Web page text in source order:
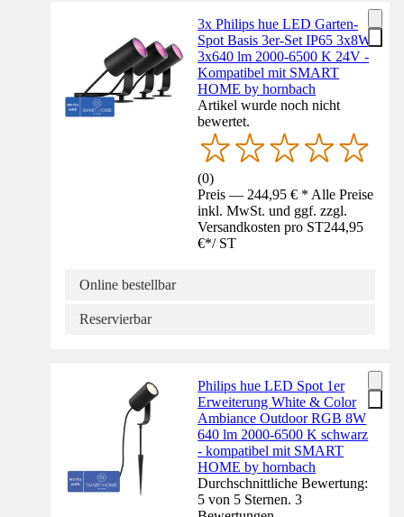
3x Philips hue LED Garten-
Spot Basis 3er-Set IP65 3x8W
3x640 lm 2000-6500 K 24V -
Kompatibel mit SMART
HOME by hornbach
Artikel wurde noch nicht
bewertet.
(0)
Preis — 244,95 € * Alle Preise
inkl. MwSt. und ggf. zzgl.
Versandkosten pro ST244,95
€*/ ST
Online bestellbar
Reservierbar
Philips hue LED Spot 1er
Erweiterung White & Color
Ambiance Outdoor RGB 8W
640 lm 2000-6500 K schwarz
- kompatibel mit SMART
HOME by hornbach
Durchschnittliche Bewertung:
5 von 5 Sternen. 3